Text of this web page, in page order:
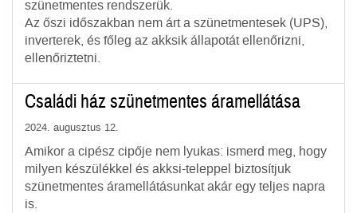
szünetmentes rendszerük.
Az őszi időszakban nem árt a szünetmentesek (UPS),
inverterek, és főleg az akksik állapotát ellenőrizni,
ellenőriztetni.
Családi ház szünetmentes áramellátása
2024. augusztus 12.
Amikor a cipész cipője nem lyukas: ismerd meg, hogy
milyen készülékkel és akksi-teleppel biztosítjuk
szünetmentes áramellátásunkat akár egy teljes napra
is.